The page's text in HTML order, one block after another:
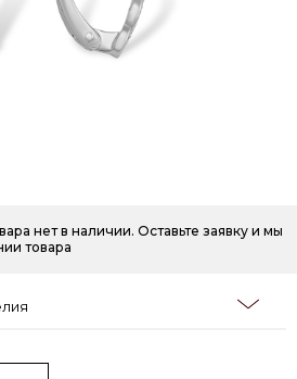
нет в наличии. Оставьте заявку и мы
товара